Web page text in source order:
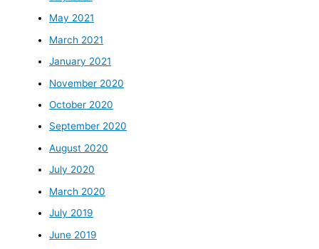
May 2021
March 2021
January 2021
November 2020
October 2020
September 2020
August 2020
July 2020
March 2020
July 2019
June 2019